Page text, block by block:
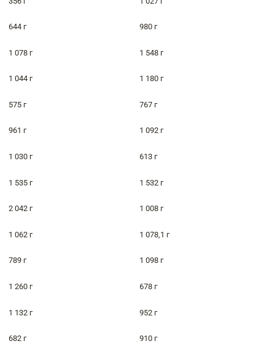
644 г 980 г
1 078 г 1 548 г
1 044 г 1 180 г
575 г 767 г
961 г 1 092 г
1 030 г 613 г
1 535 г 1 532 г
2 042 г 1 008 г
1 062 г 1 078,1 г
789 г 1 098 г
1 260 г 678 г
1 132 г 952 г
682 г 910 г